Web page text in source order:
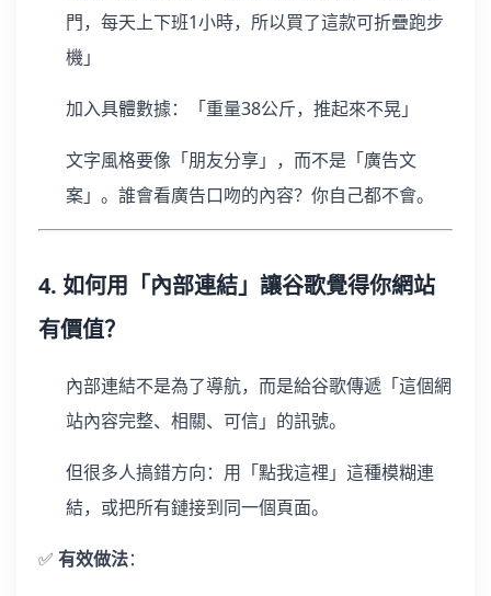
門，每天上下班1小時，所以買了這款可折疊跑步
機」
加入具體數據：「重量38公斤，推起來不晃」
文字風格要像「朋友分享」，而不是「廣告文
案」。誰會看廣告口吻的內容？你自己都不會。
4. 如何用「內部連結」讓谷歌覺得你網站
有價值？
內部連結不是為了導航，而是給谷歌傳遞「這個網
站內容完整、相關、可信」的訊號。
但很多人搞錯方向：用「點我這裡」這種模糊連
結，或把所有鏈接到同一個頁面。
✅ 有效做法：